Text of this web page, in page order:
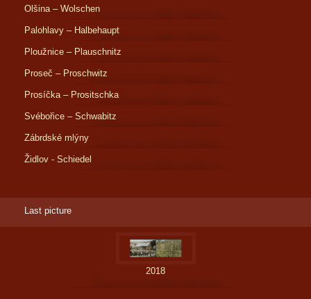
Olšina – Wolschen
Palohlavy – Halbehaupt
Ploužnice – Plauschnitz
Proseč – Proschwitz
Prosíčka – Prositschka
Svébořice – Schwabitz
Zábrdské mlýny
Židlov - Schiedel
Last picture
2018